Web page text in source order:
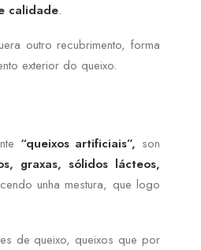
calidade.
outro recubrimento, forma
exterior do queixo.
“queixos artificiais”, son
graxas, sólidos lácteos,
unha mestura, que logo
de queixo, queixos que por